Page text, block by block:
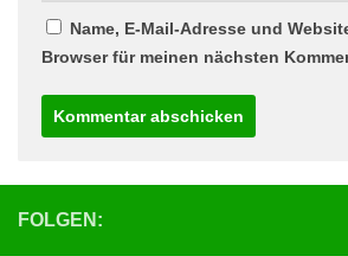
Name, E-Mail-Adresse und
Browser für meinen nächsten
FOLGEN: